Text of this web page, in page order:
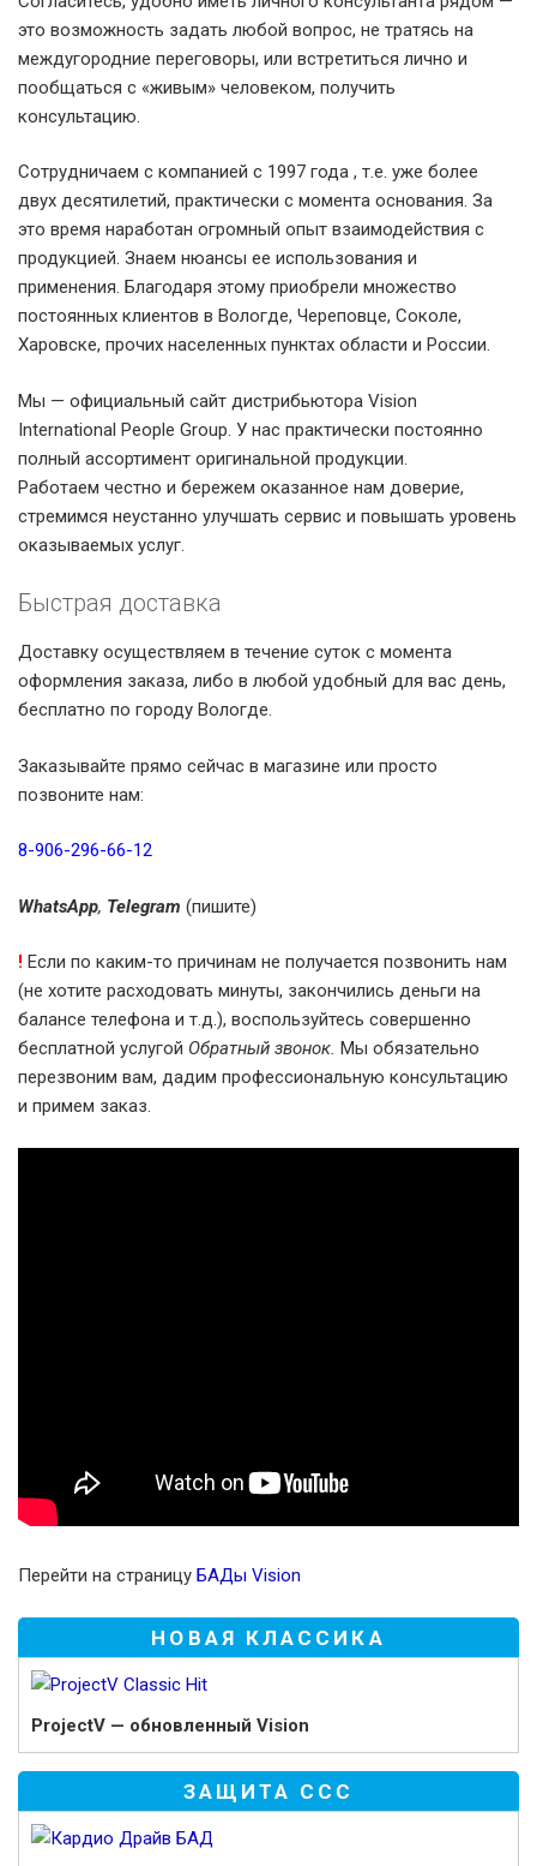
НОВАЯ КЛАССИКА
ProjectV — обновленный Vision
ЗАЩИТА ССС
это возможность задать любой вопрос, не тратясь на
междугородние переговоры, или встретиться лично и
пообщаться с «живым» человеком, получить
консультацию.
Сотрудничаем с компанией с 1997 года , т.е. уже более
двух десятилетий, практически с момента основания. За
это время наработан огромный опыт взаимодействия с
продукцией. Знаем нюансы ее использования и
применения. Благодаря этому приобрели множество
постоянных клиентов в Вологде, Череповце, Соколе,
Харовске, прочих населенных пунктах области и России.
Мы — официальный сайт дистрибьютора Vision
International People Group. У нас практически постоянно
полный ассортимент оригинальной продукции.
Работаем честно и бережем оказанное нам доверие,
стремимся неустанно улучшать сервис и повышать уровень
оказываемых услуг.
Быстрая доставка
Доставку осуществляем в течение суток с момента
оформления заказа, либо в любой удобный для вас день,
бесплатно по городу Вологде.
Заказывайте прямо сейчас в магазине или просто
позвоните нам:
8-906-296-66-12
WhatsApp, Telegram (пишите)
! Если по каким-то причинам не получается позвонить нам
(не хотите расходовать минуты, закончились деньги на
балансе телефона и т.д.), воспользуйтесь совершенно
бесплатной услугой Обратный звонок. Мы обязательно
перезвоним вам, дадим профессиональную консультацию
и примем заказ.
Перейти на страницу БАДы Vision